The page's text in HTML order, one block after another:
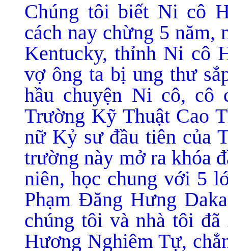
Chúng tôi biết Ni cô
cách nay chừng 5 năm,
Kentucky, thỉnh Ni cô
vợ ông ta bị ung thư
hầu chuyện Ni cô, cô
Trường Kỹ Thuật Cao
nữ Kỷ sư đầu tiên của
trường này mở ra khóa
niên, học chung với 5
Phạm Đăng Hưng
chúng tôi và nhà tôi
Hương Nghiêm Tự,